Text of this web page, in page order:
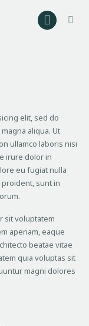
elit, sed do
aliqua. Ut
ullamco laboris nisi
irure dolor in
eu fugiat nulla
proident, sunt in
sit voluptatem
aperiam, eaque
beatae vitae
quia voluptas sit
magni dolores